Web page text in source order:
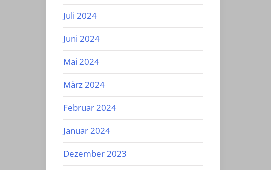
Juli 2024
Juni 2024
Mai 2024
März 2024
Februar 2024
Januar 2024
Dezember 2023